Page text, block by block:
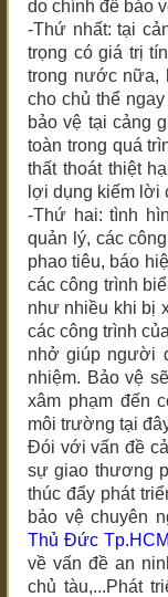
do chính để bảo
-Thứ nhất: tại
trọng có giá trị
trong nước nữa,
cho chủ thể
bảo vệ tại cảng
toàn trong quá
thất thoát thiệt
lợi dụng kiếm lời
-Thứ hai: tình
quản lý, các
phao tiêu, báo
các công trình
như nhiều khi bị
các công trình
nhở giúp người
nhiệm. Bảo vệ
xâm phạm đến
môi trường tại
Đói với vấn đề
sự giao thương
thúc đẩy phát
bảo vệ chuyên
Thủ Đức Tp.HCM
về vấn đề an
chủ tàu,...Phát